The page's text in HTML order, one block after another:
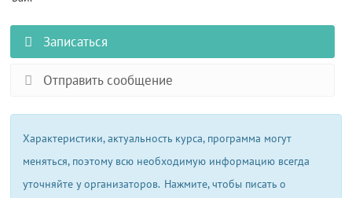
Записаться
Отправить сообщение
Характеристики, актуальность курса, программа могут
меняться, поэтому всю необходимую информацию всегда
уточняйте у организаторов. Нажмите, чтобы писать о